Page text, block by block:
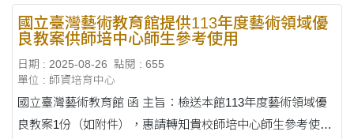
國立臺灣藝術教育館提供113年度藝術領域優
良教案供師培中心師生參考使用
日期 : 2025-08-26
點閱 : 655
單位 : 師資培育中心
國立臺灣藝術教育館 函 主旨：檢送本館113年度藝術領域優
良教案1份（如附件），惠請轉知貴校師培中心師生參考使